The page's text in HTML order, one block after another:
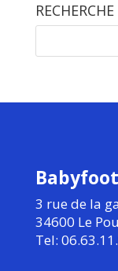
RECHERCHE
3 rue de la
34600 Le
Tel: